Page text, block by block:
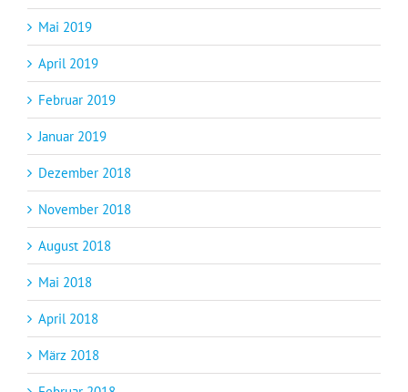
Mai 2019
April 2019
Februar 2019
Januar 2019
Dezember 2018
November 2018
August 2018
Mai 2018
April 2018
März 2018